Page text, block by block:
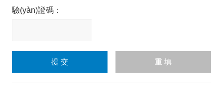
驗(yàn)證碼：